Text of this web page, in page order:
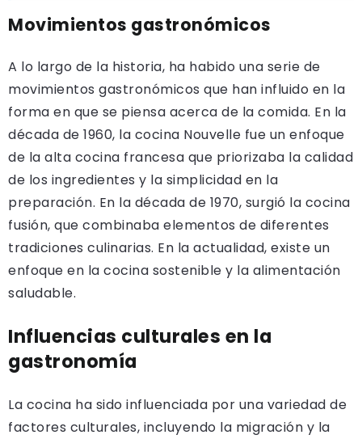
Movimientos gastronómicos
A lo largo de la historia, ha habido una serie de
movimientos gastronómicos que han influido en la
forma en que se piensa acerca de la comida. En la
década de 1960, la cocina Nouvelle fue un enfoque
de la alta cocina francesa que priorizaba la calidad
de los ingredientes y la simplicidad en la
preparación. En la década de 1970, surgió la cocina
fusión, que combinaba elementos de diferentes
tradiciones culinarias. En la actualidad, existe un
enfoque en la cocina sostenible y la alimentación
saludable.
Influencias culturales en la
gastronomía
La cocina ha sido influenciada por una variedad de
factores culturales, incluyendo la migración y la